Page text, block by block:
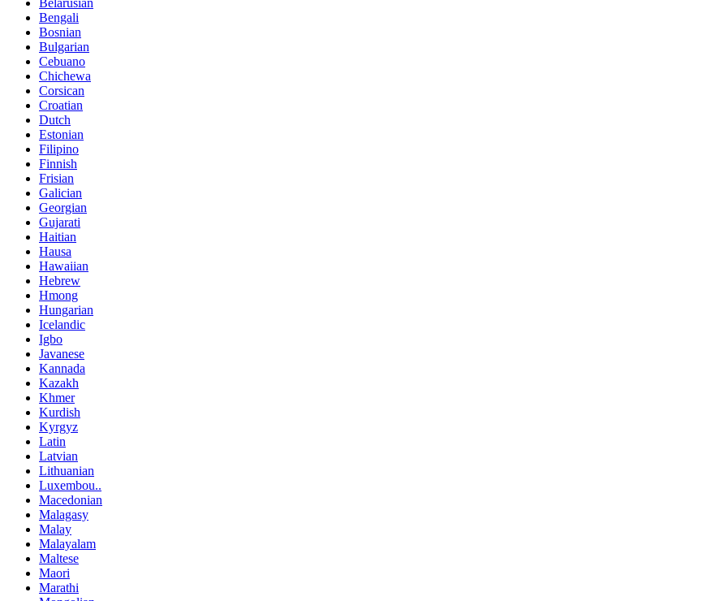
Belarusian
Bengali
Bosnian
Bulgarian
Cebuano
Chichewa
Corsican
Croatian
Dutch
Estonian
Filipino
Finnish
Frisian
Galician
Georgian
Gujarati
Haitian
Hausa
Hawaiian
Hebrew
Hmong
Hungarian
Icelandic
Igbo
Javanese
Kannada
Kazakh
Khmer
Kurdish
Kyrgyz
Latin
Latvian
Lithuanian
Luxembou..
Macedonian
Malagasy
Malay
Malayalam
Maltese
Maori
Marathi